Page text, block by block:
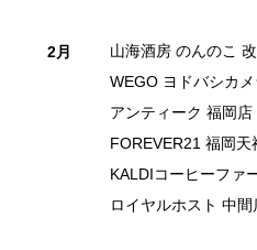
2月
山海酒房 のんのこ
WEGO ヨドバシカ
アンティーク 福岡
FOREVER21 福岡天
KALDIコーヒーファ
ロイヤルホスト 中